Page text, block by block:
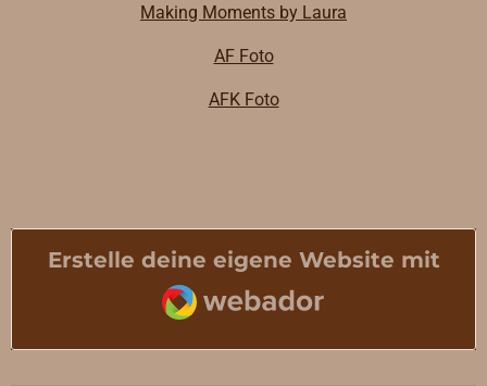
Making Moments by Laura
AF Foto
AFK Foto
Erstelle deine eigene Website mit
Webador